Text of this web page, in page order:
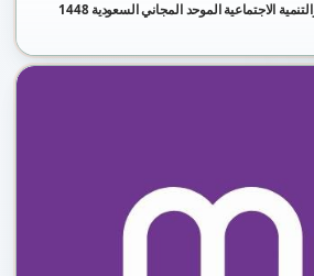
رقم وزارة الموارد البشرية والتنمية الاجتماعية الموحد المجاني السعودية 1448